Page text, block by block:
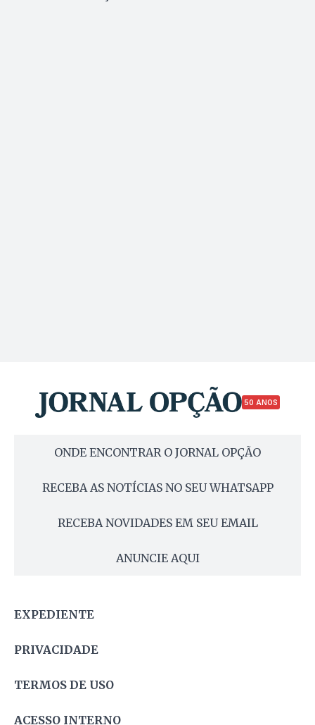
50 ANOS
ONDE ENCONTRAR O JORNAL OPÇÃO
RECEBA AS NOTÍCIAS NO SEU WHATSAPP
RECEBA NOVIDADES EM SEU EMAIL
ANUNCIE AQUI
EXPEDIENTE
PRIVACIDADE
TERMOS DE USO
ACESSO INTERNO